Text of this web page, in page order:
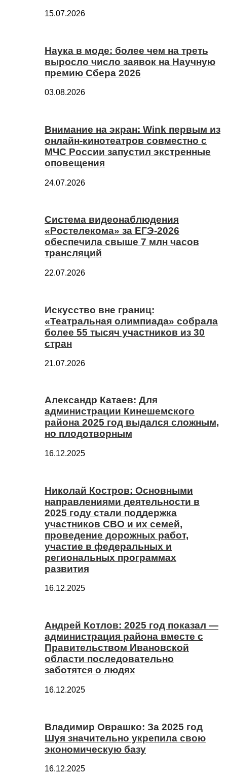
15.07.2026
Наука в моде: более чем на треть
выросло число заявок на Научную
премию Сбера 2026
03.08.2026
Внимание на экран: Wink первым из
онлайн-кинотеатров совместно с
МЧС России запустил экстренные
оповещения
24.07.2026
Система видеонаблюдения
«Ростелекома» за ЕГЭ-2026
обеспечила свыше 7 млн часов
трансляций
22.07.2026
Искусство вне границ:
«Театральная олимпиада» собрала
более 55 тысяч участников из 30
стран
21.07.2026
Александр Катаев: Для
администрации Кинешемского
района 2025 год выдался сложным,
но плодотворным
16.12.2025
Николай Костров: Основными
направлениями деятельности в
2025 году стали поддержка
участников СВО и их семей,
проведение дорожных работ,
участие в федеральных и
региональных программах
развития
16.12.2025
Андрей Котлов: 2025 год показал —
администрация района вместе с
Правительством Ивановской
области последовательно
заботятся о людях
16.12.2025
Владимир Оврашко: За 2025 год
Шуя значительно укрепила свою
экономическую базу
16.12.2025